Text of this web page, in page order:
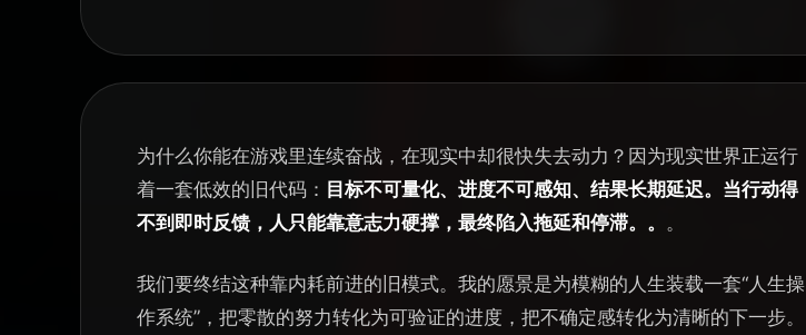
为什么你能在游戏里连续奋战，在现实中却很快失去动力？因为现实世界正运行
着一套低效的旧代码： 目标不可量化、进度不可感知、结果长期延迟。当行动得
不到即时反馈，人只能靠意志力硬撑，最终陷入拖延和停滞。。 。
我们要终结这种靠内耗前进的旧模式。我的愿景是为模糊的人生装载一套“人生操
作系统”，把零散的努力转化为可验证的进度，把不确定感转化为清晰的下一步。